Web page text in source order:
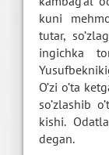
kuni
tutar,
ingichka
O’zi o’ta
so’zlashib
kishi.
degan.